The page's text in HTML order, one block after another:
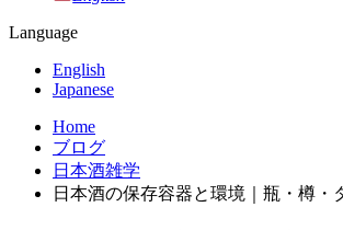
Language
English
Japanese
Home
ブログ
日本酒雑学
日本酒の保存容器と環境｜瓶・樽